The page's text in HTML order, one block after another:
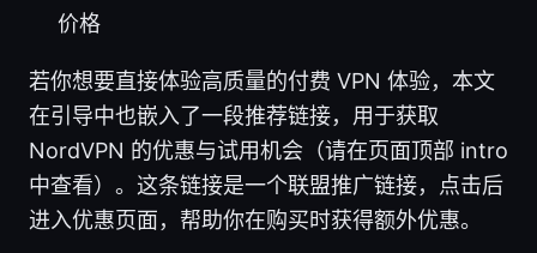
价格
若你想要直接体验高质量的付费 VPN 体验，本文
在引导中也嵌入了一段推荐链接，用于获取
NordVPN 的优惠与试用机会（请在页面顶部 intro
中查看）。这条链接是一个联盟推广链接，点击后
进入优惠页面，帮助你在购买时获得额外优惠。